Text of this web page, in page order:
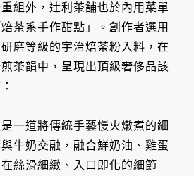
組外，辻利茶舗也於內用菜單
茶系手作甜點」。創作者選用
磨等級的宇治焙茶粉入料，在
茶韻中，呈現出頂級奢侈品該
一道將傳統手藝慢火燉煮的細
牛奶交融，融合鮮奶油、雞蛋
絲滑細緻、入口即化的細節